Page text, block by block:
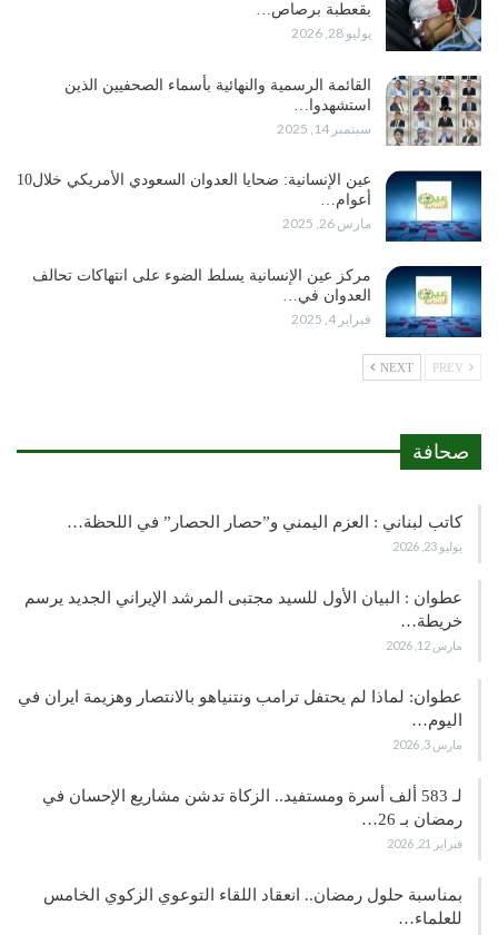
بقعطبة برصاص…
يوليو 28, 2026
القائمة الرسمية والنهائية بأسماء الصحفيين الذين
استشهدوا…
سبتمبر 14, 2025
عين الإنسانية: ضحايا العدوان السعودي الأمريكي خلال10
أعوام…
مارس 26, 2025
مركز عين الإنسانية يسلط الضوء على انتهاكات تحالف
العدوان في…
فبراير 4, 2025
NEXT
صحافة
كاتب لبناني : العزم اليمني و”حصار الحصار” في اللحظة…
يوليو 23, 2026
عطوان : البيان الأول للسيد مجتبى المرشد الإيراني الجديد يرسم
خريطة…
مارس 12, 2026
عطوان: لماذا لم يحتفل ترامب ونتنياهو بالانتصار وهزيمة ايران في
اليوم…
مارس 3, 2026
لـ 583 ألف أسرة ومستفيد.. الزكاة تدشن مشاريع الإحسان في
رمضان بـ 26…
فبراير 21, 2026
بمناسبة حلول رمضان.. انعقاد اللقاء التوعوي الزكوي الخامس
للعلماء…